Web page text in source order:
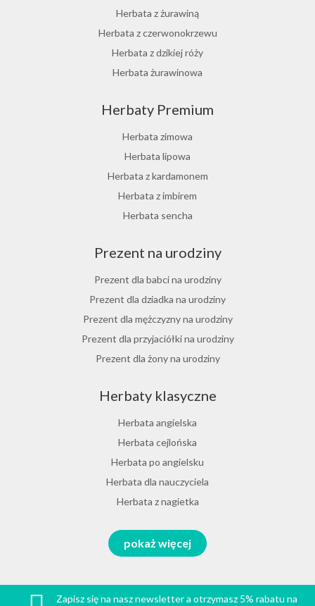
Herbata z żurawiną
Herbata z czerwonokrzewu
Herbata z dzikiej róży
Herbata żurawinowa
Ostrokrzew paragwajski
Hibiskus herbata
Herbata różana
Herbata z lukrecji
Herbata z rokitnika
Herbata jesienna
Herbaty Premium
Herbata zimowa
Herbata lipowa
Herbata z kardamonem
Herbata z imbirem
Herbata sencha
Herbata jaśminowa
Herbata jasminowa
Herbata rumiankowa
Koper włoski herbata
Herbata z goździkami
Herbata z cynamonem
Prezent na urodziny
Prezent dla babci na urodziny
Prezent dla dziadka na urodziny
Prezent dla mężczyzny na urodziny
Prezent dla przyjaciółki na urodziny
Prezent dla żony na urodziny
Prezent dla dziewczyny na urodziny
Prezent dla koleżanki na urodziny
Prezent dla mamy na urodziny
Prezent dla taty na urodziny
Prezent dla męża na urodziny
Prezent dla przyjaciela na urodziny
Herbaty klasyczne
Herbata angielska
Herbata cejlońska
Herbata po angielsku
Herbata dla nauczyciela
Herbata z nagietka
Melisa herbata
Herbata melisa
Zestawy na różne okazje
Prezent na Wielkanoc
pokaż więcej
Zapisz się na nasz newsletter a otrzymasz 5% rabatu na